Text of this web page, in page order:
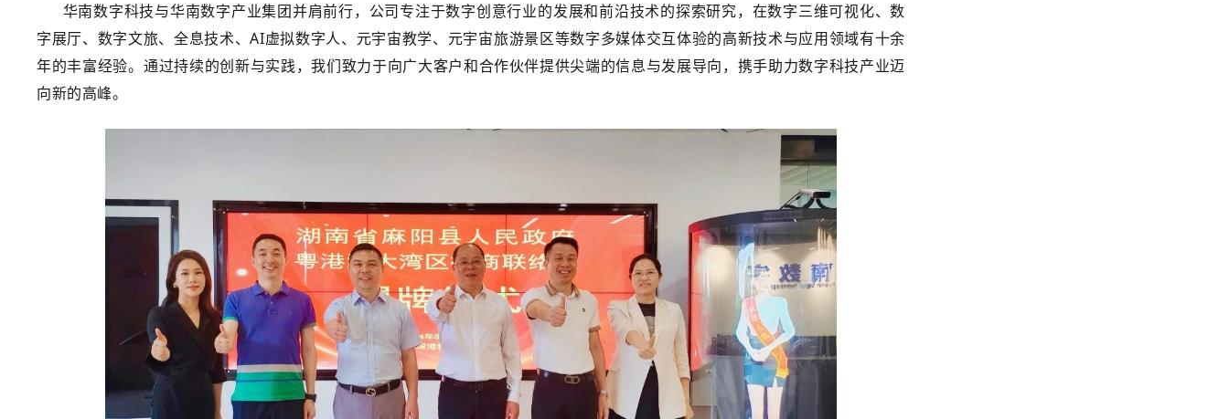
华南数字科技与华南数字产业集团并肩前行，公司专注于数字创意行业的发展和前沿技术的探索研究，在数字三维可视化、数
字展厅、数字文旅、全息技术、AI虚拟数字人、元宇宙教学、元宇宙旅游景区等数字多媒体交互体验的高新技术与应用领域有十余
年的丰富经验。 通过持续的创新与实践，我们致力于向广大客户和合作伙伴提供尖端的信息与发展导向，携手助力数字科技产业迈
向新的高峰。